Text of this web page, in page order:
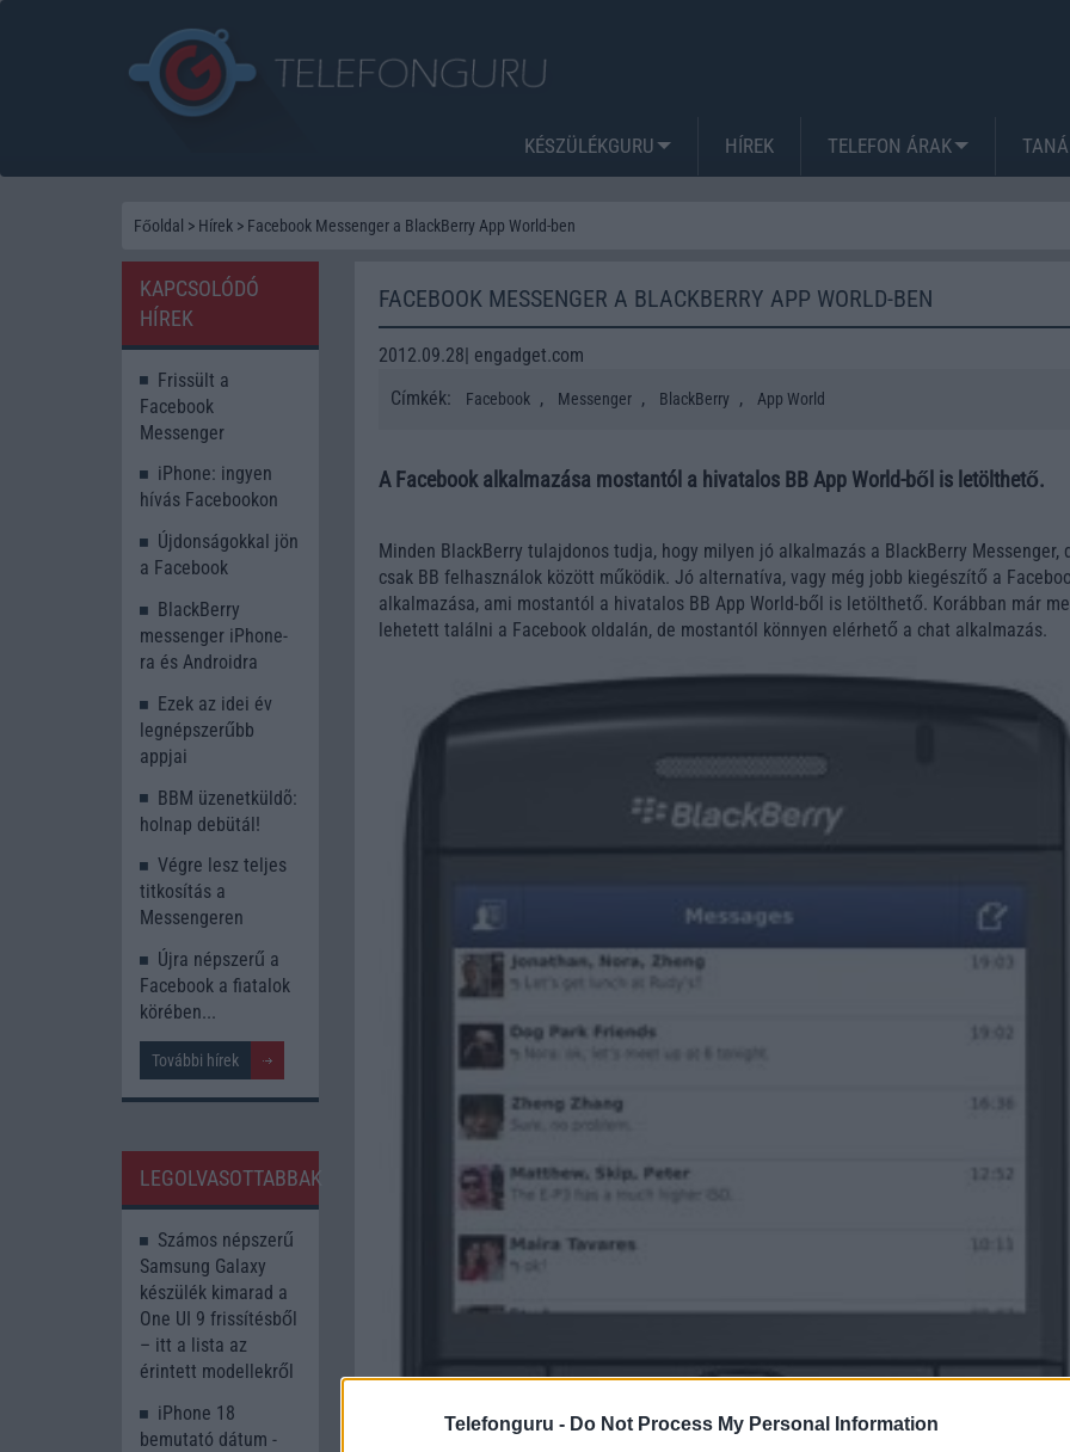
Telefonguru - Do Not Process My Personal Information
KÉSZÜLÉKGURU HÍREK TELEFON ÁRAK
Főoldal > Hírek > Facebook Messenger a BlackBerry App World-ben
FACEBOOK MESSENGER A BLACKBERRY APP WORLD-BEN
2012.09.28| engadget.com
Címkék:
Facebook , Messenger , BlackBerry , App World
A Facebook alkalmazása mostantól a hivatalos BB App World-ből is letölthető.
Minden BlackBerry tulajdonos tudja, hogy milyen jó alkalmazás a BlackBerry Messenger,
csak BB felhasználok között működik. Jó alternatíva, vagy még jobb kiegészítő a
alkalmazása, ami mostantól a hivatalos BB App World-ből is letölthető. Korábban már
lehetett találni a Facebook oldalán, de mostantól könnyen elérhető a chat alkalmazás.
KAPCSOLÓDÓ
HÍREK
Frissült a
Facebook
Messenger
iPhone: ingyen
hívás Facebookon
Újdonságokkal jön
a Facebook
BlackBerry
messenger iPhone-
ra és Androidra
Ezek az idei év
legnépszerűbb
appjai
BBM üzenetküldõ:
holnap debütál!
Végre lesz teljes
titkosítás a
Messengeren
Újra népszerű a
Facebook a fiatalok
körében...
További hírek
LEGOLVASOTTABBAK
Számos népszerű
Samsung Galaxy
készülék kimarad a
One UI 9 frissítésből
– itt a lista az
érintett modellekről
iPhone 18
bemutató dátum -